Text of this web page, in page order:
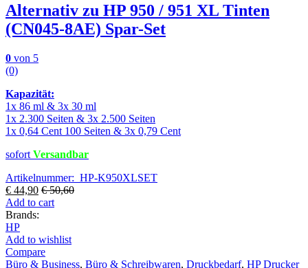
Alternativ zu HP 950 / 951 XL Tinten
(CN045-8AE) Spar-Set
0 von 5
(0)
Kapazität:
1x 86 ml & 3x 30 ml
1x 2.300 Seiten & 3x 2.500 Seiten
1x 0,64 Cent 100 Seiten & 3x 0,79 Cent
sofort Versandbar
Artikelnummer: HP-K950XLSET
€ 44,90 €50,60
Add to cart
Brands:
HP
Add to wishlist
Compare
Büro & Business, Büro & Schreibwaren, Druckbedarf, HP Drucker